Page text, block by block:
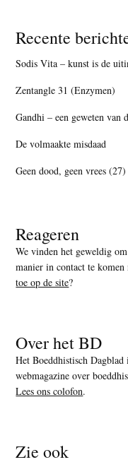
Recente
Sodis Vita – kunst is de
Zentangle 31 (Enzymen)
Gandhi – een geweten van
De volmaakte misdaad
Geen dood, geen vrees
Reageren
We vinden het geweldig
manier in contact te
toe op de site?
Over het BD
Het Boeddhistisch
webmagazine over
Lees ons colofon.
Zie ook